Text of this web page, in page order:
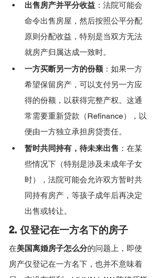
出售房产并平分收益 ：法院可能会
命令出售房屋，然后按照公平分配
原则分配收益，特别是当双方无法
就房产归属达成一致时。
一方买断另一方的份额 ：如果一方
希望保留房产，可以支付另一方应
得的份额，以获得完整产权。这通
常需要重新贷款（Refinance），以
便由一方独立承担房贷责任。
暂时共同持有，待未来出售 ：在某
些情况下（特别是涉及未成年子女
时），法院可能会允许双方暂时共
同持有房产，等孩子成年后再决定
出售或转让。
2. 仅登记在一方名下的房子
在美国离婚房子怎么分的问题上，即使
房产仅登记在一方名下，也并不意味着